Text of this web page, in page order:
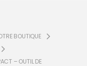
BOUTIQUE
– OUTIL DE